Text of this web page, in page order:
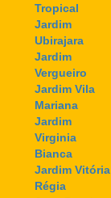
Tropical
Jardim
Ubirajara
Jardim
Vergueiro
Jardim Vila
Mariana
Jardim
Virginia
Bianca
Jardim Vitória
Régia